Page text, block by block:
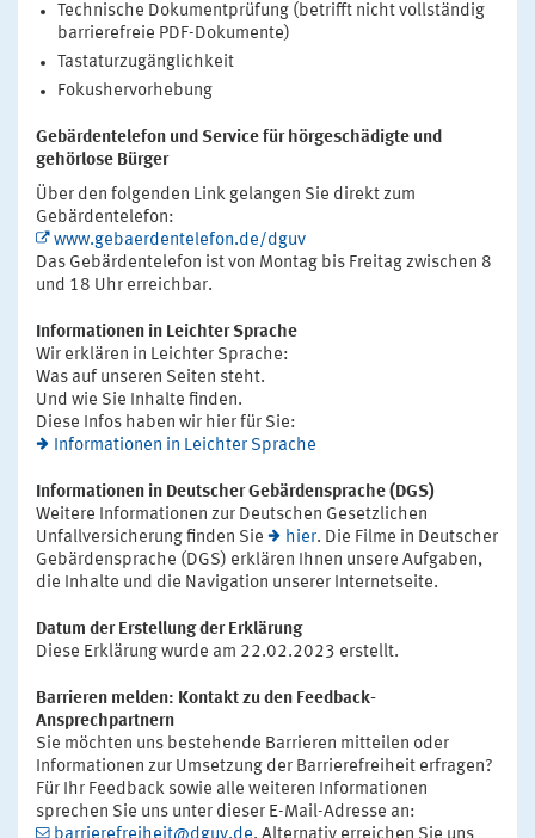
Technische Dokumentprüfung (betrifft nicht vollständig
barrierefreie PDF-Dokumente)
Tastaturzugänglichkeit
Fokushervorhebung
Gebärdentelefon und Service für hörgeschädigte und
gehörlose Bürger
Über den folgenden Link gelangen Sie direkt zum
Gebärdentelefon:
www.gebaerdentelefon.de/dguv
Das Gebärdentelefon ist von Montag bis Freitag zwischen 8
und 18 Uhr erreichbar.
Informationen in Leichter Sprache
Wir erklären in Leichter Sprache:
Was auf unseren Seiten steht.
Und wie Sie Inhalte finden.
Diese Infos haben wir hier für Sie:
Informationen in Leichter Sprache
Informationen in Deutscher Gebärdensprache (DGS)
Weitere Informationen zur Deutschen Gesetzlichen
Unfallversicherung finden Sie
hier. Die Filme in Deutscher
Gebärdensprache (DGS) erklären Ihnen unsere Aufgaben,
die Inhalte und die Navigation unserer Internetseite.
Datum der Erstellung der Erklärung
Diese Erklärung wurde am 22.02.2023 erstellt.
Barrieren melden: Kontakt zu den Feedback-
Ansprechpartnern
Sie möchten uns bestehende Barrieren mitteilen oder
Informationen zur Umsetzung der Barrierefreiheit erfragen?
Für Ihr Feedback sowie alle weiteren Informationen
sprechen Sie uns unter dieser E-Mail-Adresse an: